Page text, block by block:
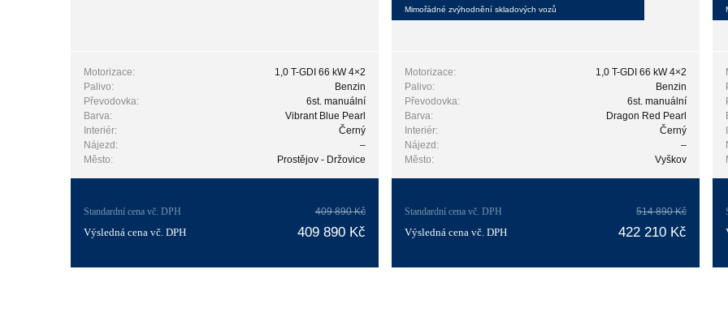
Motorizace:
1,0 T-GDI 66 kW 4×2
Palivo:
Benzin
Převodovka:
6st. manuální
Barva:
Vibrant Blue Pearl
Interiér:
Černý
Nájezd:
–
Město:
Prostějov - Držovice
Standardní cena vč. DPH 409 890 Kč
Výsledná cena vč. DPH 409 890 Kč
Mimořádné zvýhodnění skladových vozů
Motorizace:
1,0 T-GDI 66 kW 4×2
Palivo:
Benzin
Převodovka:
6st. manuální
Barva:
Dragon Red Pearl
Interiér:
Černý
Nájezd:
–
Město:
Vyškov
Standardní cena vč. DPH 514 890 Kč
Výsledná cena vč. DPH 422 210 Kč